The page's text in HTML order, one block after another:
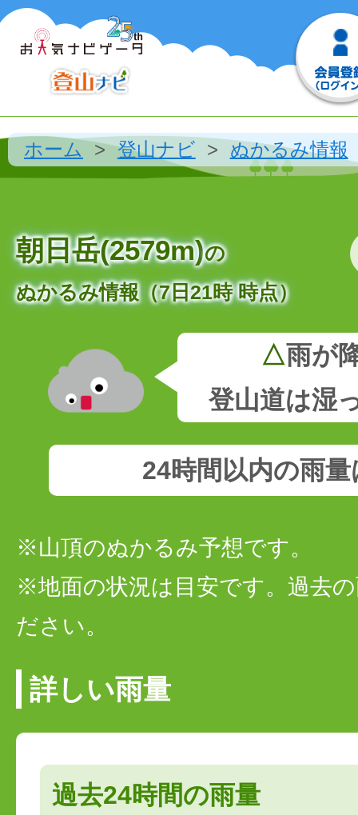
ホーム 登山ナビ ぬかるみ情報
朝日岳(2579m)の
ぬかるみ情報（7日21時 時点）
△雨が
登山道は湿
24時間以内の雨
※山頂のぬかるみ予想です。
※地面の状況は目安です。過去
ださい。
詳しい雨量
過去24時間の雨量